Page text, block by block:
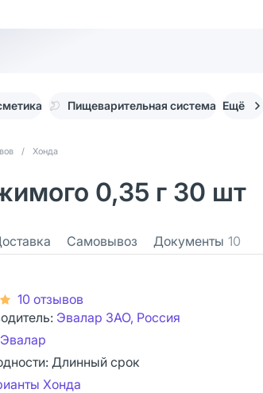
Пищеварительная система Ещё
/ Хонда
0,35 г 30 шт
Самовывоз Документы 10
10 отзывов
Эвалар ЗАО, Россия
Эвалар
Длинный срок
Хонда